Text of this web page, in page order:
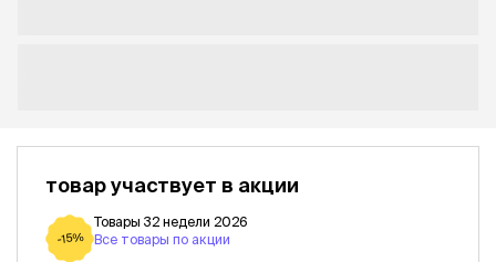
товар участвует в акции
-15%
Товары 32 недели 2026
Все товары по акции